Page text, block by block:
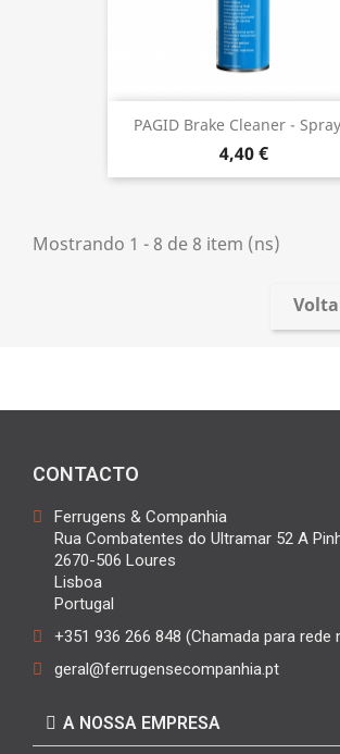
PAGID Brake Cleaner -
4,40 €
Mostrando 1 - 8 de 8 item (ns)
CONTACTO
Ferrugens & Companhia
Rua Combatentes do Ultramar 52 A
2670-506 Loures
Lisboa
Portugal
+351 936 266 848 (Chamada para rede
geral@ferrugensecompanhia.pt
A NOSSA EMPRESA